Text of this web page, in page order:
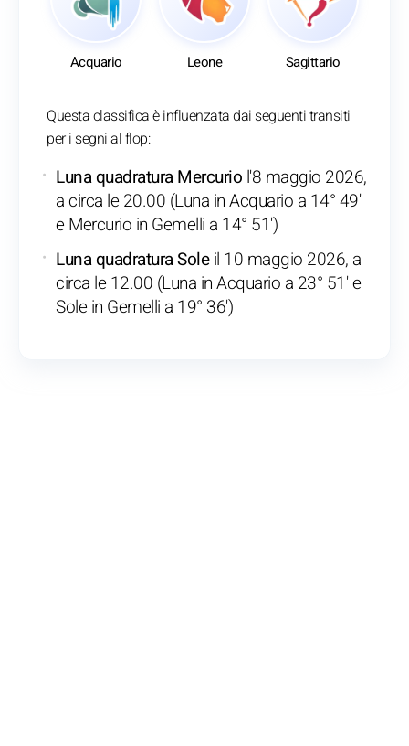
Acquario Leone Sagittario
Questa classifica è influenzata dai seguenti transiti
per i segni al flop:
Luna quadratura Mercurio l'8 maggio 2026,
a circa le 20.00 (Luna in Acquario a 14° 49'
e Mercurio in Gemelli a 14° 51')
Luna quadratura Soleil 10 maggio 2026, a
circa le 12.00 (Luna in Acquario a 23° 51' e
Sole in Gemelli a 19° 36')